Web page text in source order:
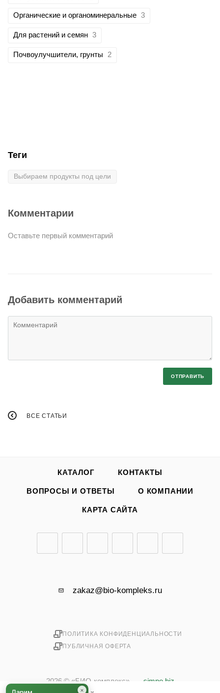
Органические и органоминеральные 3
Для растений и семян 3
Почвоулучшители, грунты 2
Теги
Выбираем продукты под цели
Комментарии
Оставьте первый комментарий
Добавить комментарий
ОТПРАВИТЬ
ВСЕ СТАТЬИ
КАТАЛОГ КОНТАКТЫ
ВОПРОСЫ И ОТВЕТЫ О КОМПАНИИ
КАРТА САЙТА
zakaz@bio-kompleks.ru
ПОЛИТИКА КОНФИДЕНЦИАЛЬНОСТИ
ПУБЛИЧНАЯ ОФЕРТА
2026 © «БИО-комплекс» simpo.biz
×